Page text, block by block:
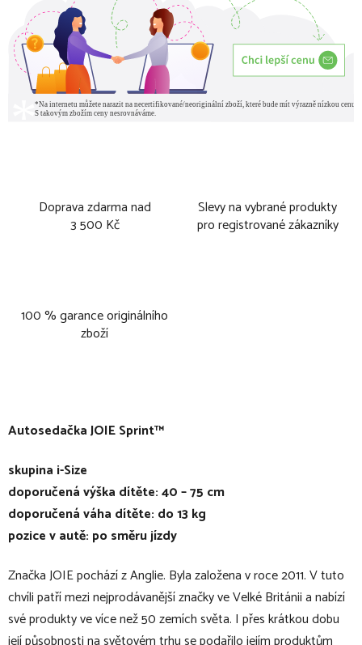
Doprava zdarma nad
3 500 Kč
Slevy na vybrané produkty
pro registrované zákazníky
100 % garance originálního
zboží
Autosedačka JOIE Sprint™
skupina i-Size
doporučená výška dítěte: 40 – 75 cm
doporučená váha dítěte: do 13 kg
pozice v autě: po směru jízdy
Značka JOIE pochází z Anglie. Byla založena v roce 2011. V tuto
chvíli patří mezi nejprodávanější značky ve Velké Británii a nabízí
své produkty ve více než 50 zemích světa. I přes krátkou dobu